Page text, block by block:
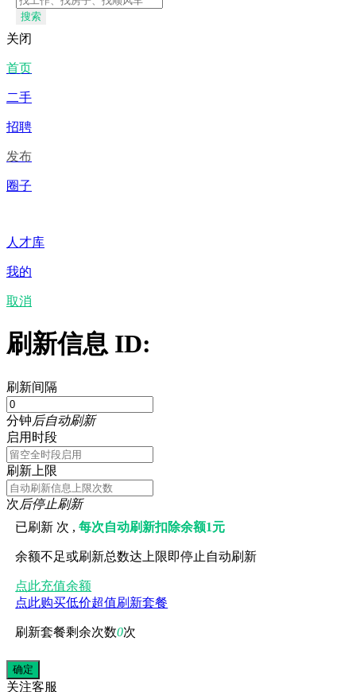
搜索
关闭
首页
二手
招聘
发布
圈子
人才库
我的
取消
刷新信息 ID:
刷新间隔
分钟后自动刷新
启用时段
刷新上限
次后停止刷新
已刷新次 ,每次自动刷新扣除余额1元
余额不足或刷新总数达上限即停止自动刷新
点此充值余额
点此购买低价超值刷新套餐
刷新套餐剩余次数0次
关注客服